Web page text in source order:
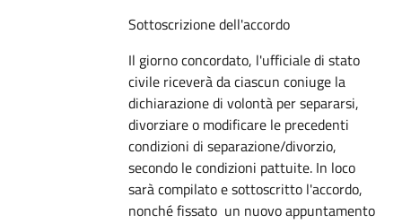
Sottoscrizione dell'accordo
Il giorno concordato, l'ufficiale di stato
civile riceverà da ciascun coniuge la
dichiarazione di volontà per separarsi,
divorziare o modificare le precedenti
condizioni di separazione/divorzio,
secondo le condizioni pattuite. In loco
sarà compilato e sottoscritto l'accordo,
nonché fissato un nuovo appuntamento